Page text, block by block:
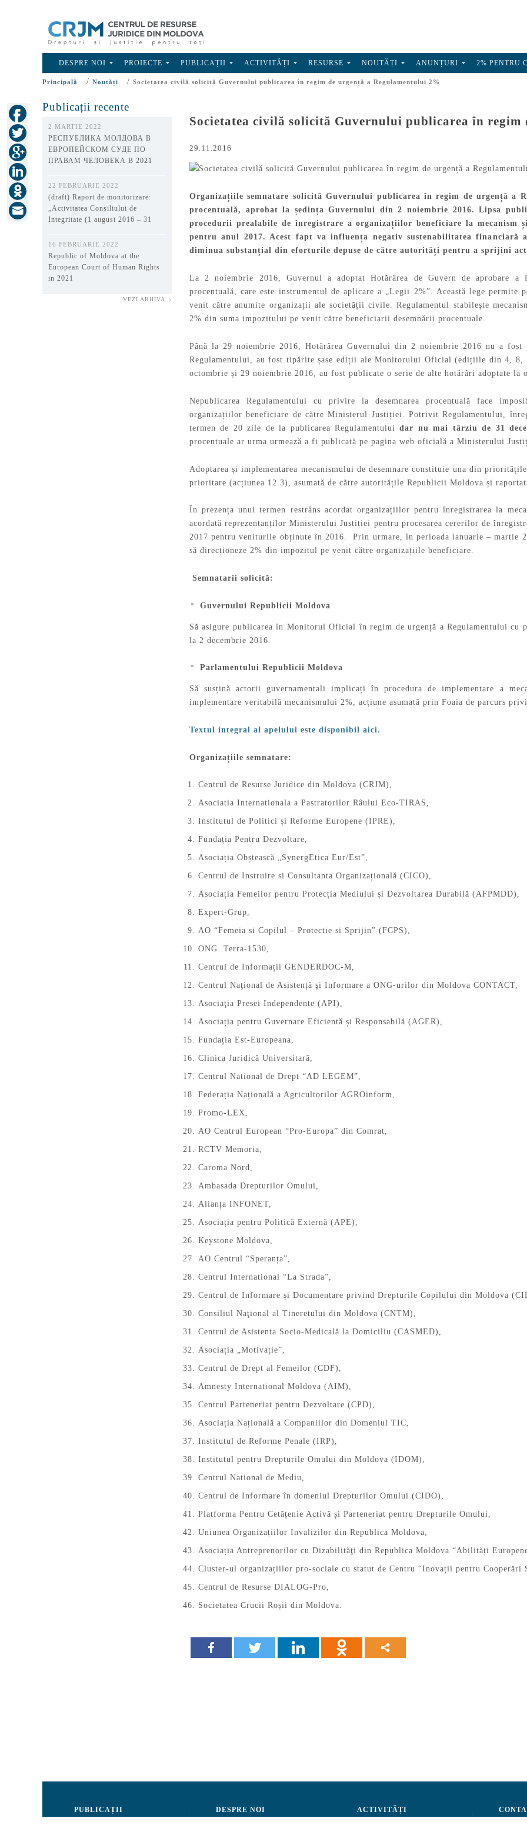
DESPRE NOI PROIECTE PUBLICAȚII ACTIVITĂȚI RESURSE NOUTĂȚI ANUNȚURI 2% PENTRU
Principală / Noutăți / Societatea civilă solicită Guvernului publicarea în regim de urgență a Regulamentului 2%
Publicații recente
2 MARTIE 2022
РЕСПУБЛИКА МОЛДОВА В
ЕВРОПЕЙСКОМ СУДЕ ПО
ПРАВАМ ЧЕЛОВЕКА В 2021
22 FEBRUARIE 2022
(draft) Raport de monitorizare:
„Activitatea Consiliului de
Integritate (1 august 2016 – 31
16 FEBRUARIE 2022
Republic of Moldova at the
European Court of Human Rights
in 2021
VEZI ARHIVA
Societatea civilă solicită Guvernului publicarea în regim
29.11.2016
Organizațiile semnatare solicită Guvernului publicarea în regim de urgență a
procentuală, aprobat la ședința Guvernului din 2 noiembrie 2016. Lipsa
procedurii prealabile de înregistrare a organizațiilor beneficiare la mecanism
pentru anul 2017. Acest fapt va influența negativ sustenabilitatea
diminua substanțial din eforturile depuse de către autorități pentru a sprijini
La 2 noiembrie 2016, Guvernul a adoptat Hotărârea de Guvern de aprobare a
procentuală, care este instrumentul de aplicare a „Legii 2%”. Această lege
venit către anumite organizații ale societății civile. Regulamentul stabileşte
2% din suma impozitului pe venit către beneficiarii desemnării procentuale.
Până la 29 noiembrie 2016, Hotărârea Guvernului din 2 noiembrie 2016 nu a
Regulamentului, au fost tipărite șase ediții ale Monitorului Oficial (edițiile din 4,
octombrie și 29 noiembrie 2016, au fost publicate o serie de alte hotărâri adoptate la
Nepublicarea Regulamentului cu privire la desemnarea procentuală face
organizațiilor beneficiare de către Ministerul Justiției. Potrivit Regulamentului,
termen de 20 zile de la publicarea Regulamentuluidar nu mai târziu de 31
procentuale ar urma urmează a fi publicată pe pagina web oficială a Ministerului
Adoptarea și implementarea mecanismului de desemnare constituie una din
prioritare (acțiunea 12.3), asumată de către autoritățile Republicii Moldova și
În prezența unui termen restrâns acordat organizațiilor pentru înregistrarea la
acordată reprezentanților Ministerului Justiției pentru procesarea cererilor de
2017 pentru veniturile obținute în 2016. Prin urmare, în perioada ianuarie –
să direcționeze 2% din impozitul pe venit către organizațiile beneficiare.
Semnatarii solicită:
Guvernului Republicii Moldova
Să asigure publicarea în Monitorul Oficial în regim de urgență a Regulamentului cu
la 2 decembrie 2016.
Parlamentului Republicii Moldova
Să susțină actorii guvernamentali implicați în procedura de implementare a
implementare veritabilă mecanismului 2%, acțiune asumată prin Foaia de parcurs
Textul integral al apelului este disponibil aici.
Organizațiile semnatare:
Centrul de Resurse Juridice din Moldova (CRJM),
Asociatia Internationala a Pastratorilor Râului Eco-TIRAS,
Institutul de Politici și Reforme Europene (IPRE),
Fundația Pentru Dezvoltare,
Asociația Obștească „SynergEtica Eur/Est”,
Centrul de Instruire si Consultanta Organizațională (CICO),
Asociația Femeilor pentru Protecția Mediului și Dezvoltarea Durabilă (AFPMDD),
Expert-Grup,
AO “Femeia si Copilul – Protectie si Sprijin” (FCPS),
ONG Terra-1530,
Centrul de Informații GENDERDOC-M,
Centrul Naţional de Asistență şi Informare a ONG-urilor din Moldova CONTACT,
Asociaţia Presei Independente (API),
Asociația pentru Guvernare Eficientă și Responsabilă (AGER),
Fundația Est-Europeana,
Clinica Juridică Universitară,
Centrul National de Drept “AD LEGEM”,
Federația Națională a Agricultorilor AGROinform,
Promo-LEX,
AO Centrul European “Pro-Europa” din Comrat,
RCTV Memoria,
Caroma Nord,
Ambasada Drepturilor Omului,
Alianța INFONET,
Asociația pentru Politică Externă (APE),
Keystone Moldova,
AO Centrul “Speranța”,
Centrul International “La Strada”,
Centrul de Informare și Documentare privind Drepturile Copilului din Moldova
Consiliul Naţional al Tineretului din Moldova (CNTM),
Centrul de Asistenta Socio-Medicală la Domiciliu (CASMED),
Asociația „Motivație”,
Centrul de Drept al Femeilor (CDF),
Amnesty International Moldova (AIM),
Centrul Parteneriat pentru Dezvoltare (CPD),
Asociația Națională a Companiilor din Domeniul TIC,
Institutul de Reforme Penale (IRP),
Institutul pentru Drepturile Omului din Moldova (IDOM),
Centrul National de Mediu,
Centrul de Informare în domeniul Drepturilor Omului (CIDO),
Platforma Pentru Cetățenie Activă și Parteneriat pentru Drepturile Omului,
Uniunea Organizațiilor Invalizilor din Republica Moldova,
Asociația Antreprenorilor cu Dizabilităţi din Republica Moldova “Abilități
Cluster-ul organizațiilor pro-sociale cu statut de Centru “Inovații pentru Cooperări
Centrul de Resurse DIALOG-Pro,
Societatea Crucii Roșii din Moldova.
PUBLICAȚII
DESPRE NOI
ACTIVITĂȚI